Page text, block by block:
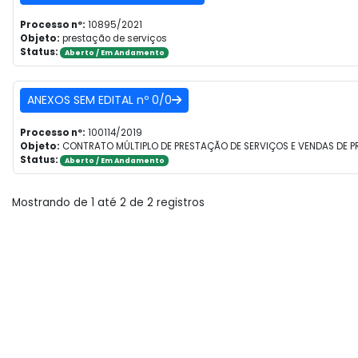
Processo nº: 10895/2021
Objeto: prestação de serviços
Status:
Aberto / Em Andamento
ANEXOS SEM EDITAL nº 0/0
Processo nº: 100114/2019
Objeto: CONTRATO MÚLTIPLO DE PRESTAÇÃO DE SERVIÇOS E VENDAS DE
Status:
Aberto / Em Andamento
Mostrando de 1 até 2 de 2 registros